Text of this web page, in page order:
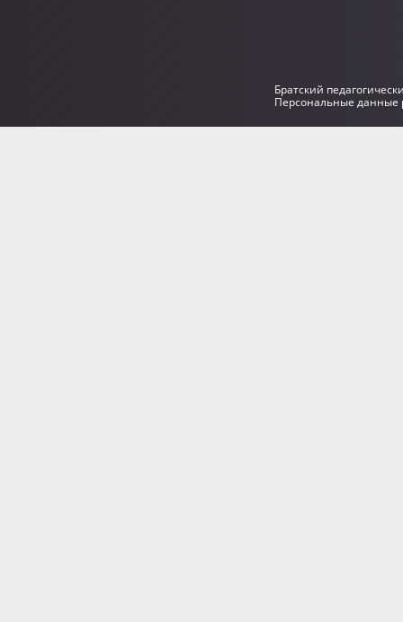
Братский
Персональные данные